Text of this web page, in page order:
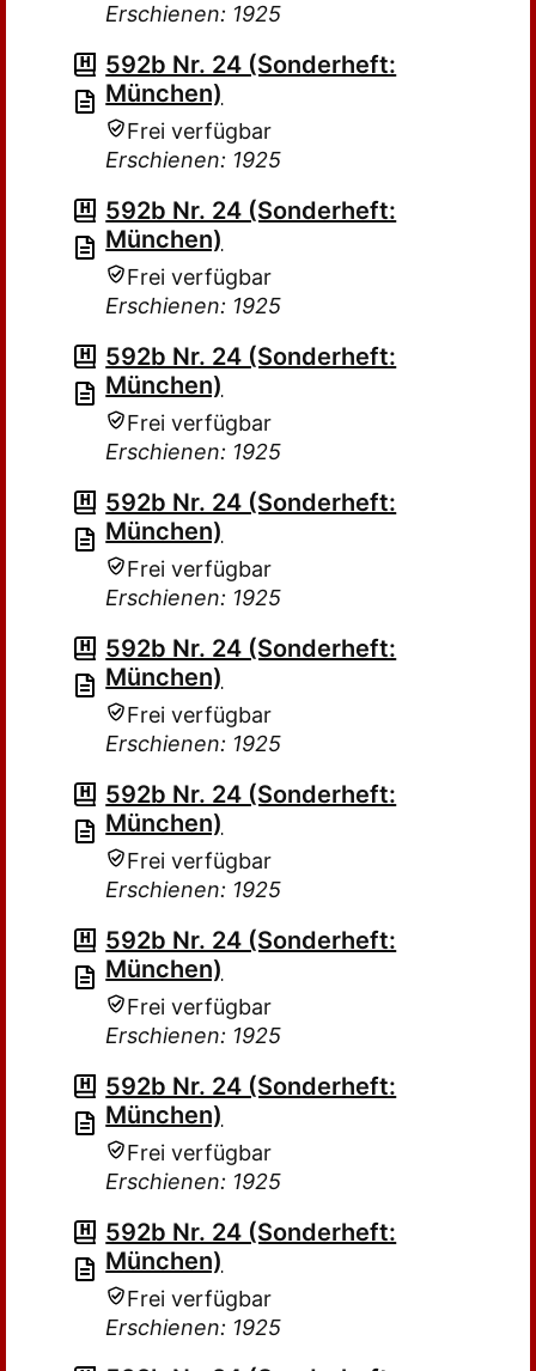
Erschienen: 1925
592b Nr. 24 (Sonderheft:
München)
Frei verfügbar
Erschienen: 1925
592b Nr. 24 (Sonderheft:
München)
Frei verfügbar
Erschienen: 1925
592b Nr. 24 (Sonderheft:
München)
Frei verfügbar
Erschienen: 1925
592b Nr. 24 (Sonderheft:
München)
Frei verfügbar
Erschienen: 1925
592b Nr. 24 (Sonderheft:
München)
Frei verfügbar
Erschienen: 1925
592b Nr. 24 (Sonderheft:
München)
Frei verfügbar
Erschienen: 1925
592b Nr. 24 (Sonderheft:
München)
Frei verfügbar
Erschienen: 1925
592b Nr. 24 (Sonderheft:
München)
Frei verfügbar
Erschienen: 1925
592b Nr. 24 (Sonderheft:
München)
Frei verfügbar
Erschienen: 1925